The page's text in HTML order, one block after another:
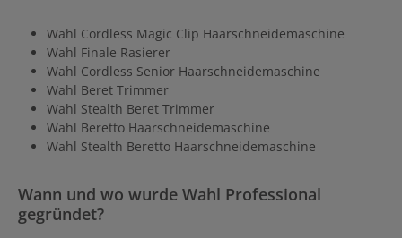
Wahl Cordless Magic Clip Haarschneidemaschine
Wahl Finale Rasierer
Wahl Cordless Senior Haarschneidemaschine
Wahl Beret Trimmer
Wahl Stealth Beret Trimmer
Wahl Beretto Haarschneidemaschine
Wahl Stealth Beretto Haarschneidemaschine
Wann und wo wurde Wahl Professional
gegründet?